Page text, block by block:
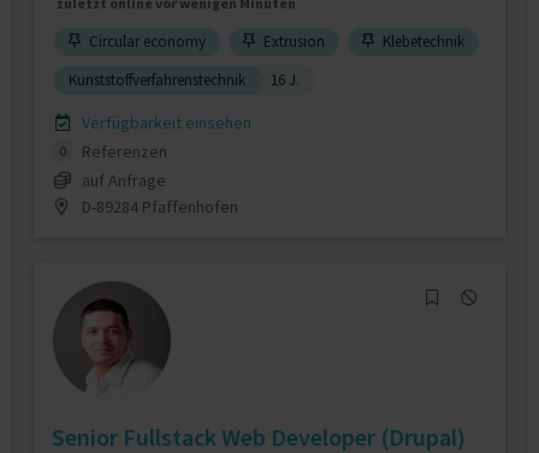
Circular economy Extrusion
Klebetechnik
Kunststoffverfahrenstechnik
16 J.
Verfügbarkeit einsehen
0
Referenzen
auf Anfrage
D-89284 Pfaffenhofen
Senior Fullstack Web Developer (Drupal)